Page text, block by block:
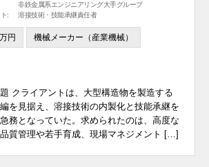
非鉄金属系エンジニアリング大手グループ
:
溶接技術・技能承継責任者
円 機械メーカー（産業機械）
クライアントは、大型構造物を製造する
を見据え、溶接技術の内製化と技能承継を
務となっていた。求められたのは、高度な
質管理や若手育成、現場マネジメント […]